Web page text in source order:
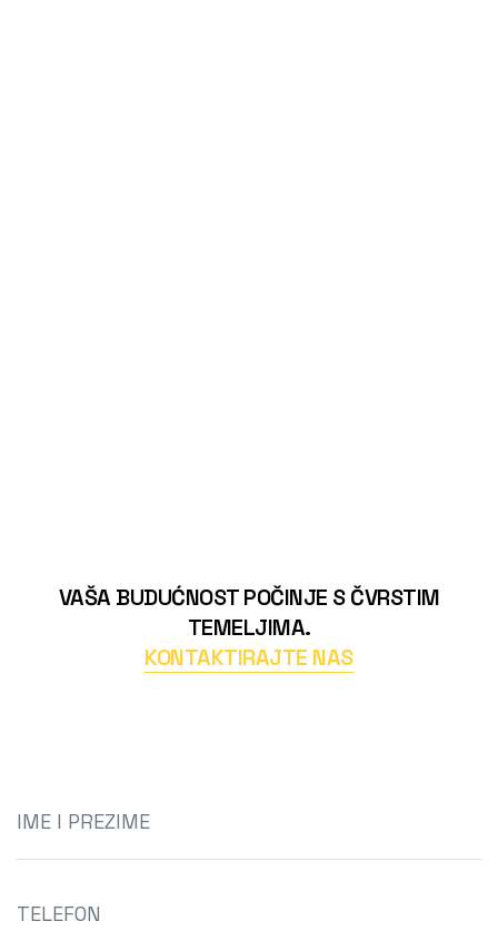
VAŠA BUDUĆNOST POČINJE S ČVRSTIM
TEMELJIMA.
KONTAKTIRAJTE NAS